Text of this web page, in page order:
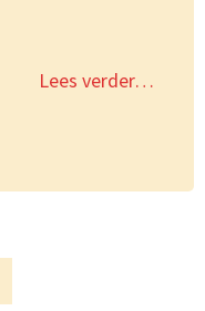
Lees verder…